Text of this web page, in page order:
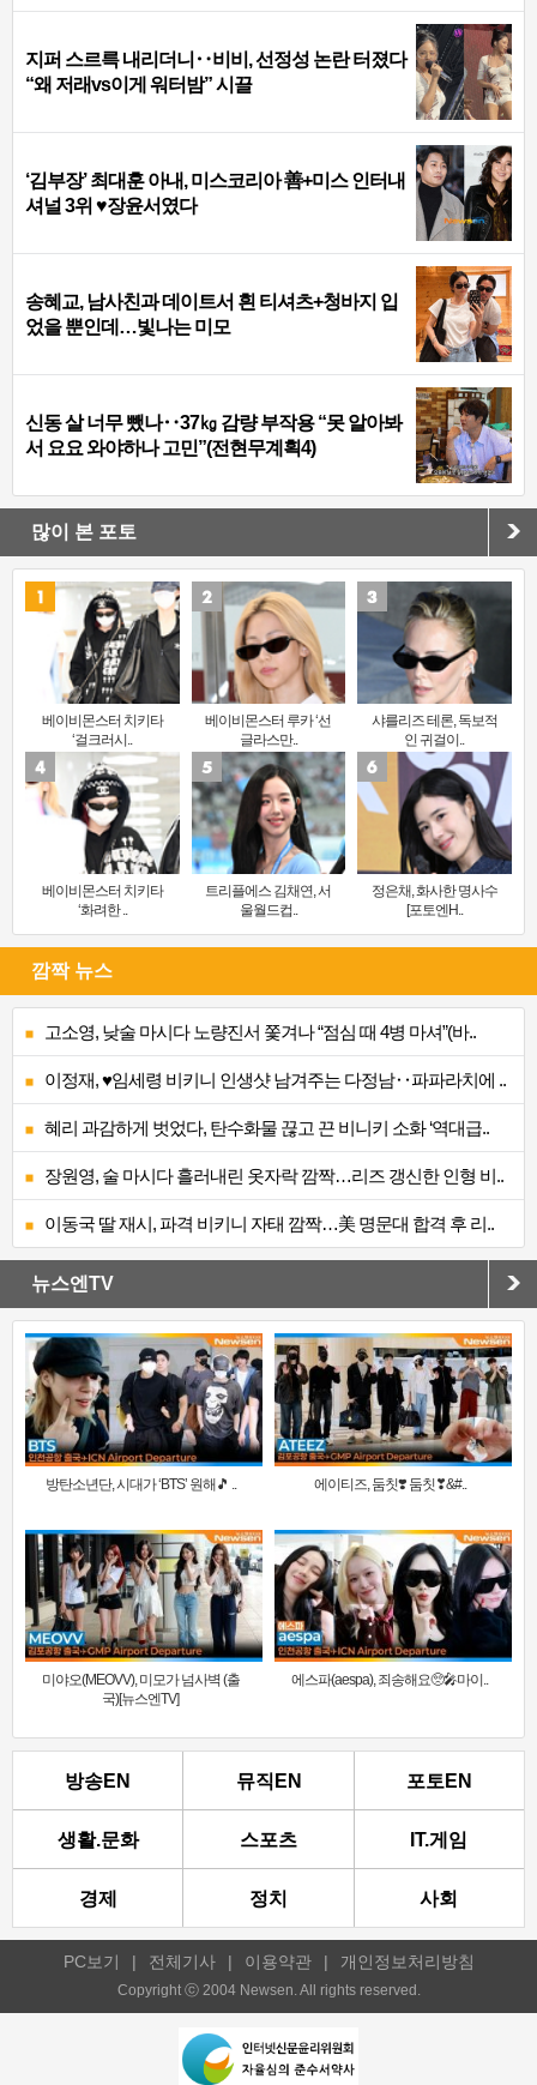
지퍼 스르륵 내리더니‥비비, 선정성 논란 터졌다
“왜 저래vs이게 워터밤” 시끌
‘김부장’ 최대훈 아내, 미스코리아 善+미스 인터내
셔널 3위 ♥장윤서였다
송혜교, 남사친과 데이트서 흰 티셔츠+청바지 입
었을 뿐인데…빛나는 미모
신동 살 너무 뺐나‥37㎏ 감량 부작용 “못 알아봐
서 요요 와야하나 고민”(전현무계획4)
많이 본 포토
베이비몬스터 치키타
‘걸크러시..
베이비몬스터 루카 ‘선
글라스만..
샤를리즈 테론, 독보적
인 귀걸이..
베이비몬스터 치키타
‘화려한 ..
트리플에스 김채연, 서
울월드컵..
정은채, 화사한 명사수
[포토엔H..
깜짝 뉴스
고소영, 낮술 마시다 노량진서 쫓겨나 “점심 때 4병 마셔”(바..
이정재, ♥임세령 비키니 인생샷 남겨주는 다정남‥파파라치에 ..
혜리 과감하게 벗었다, 탄수화물 끊고 끈 비니키 소화 ‘역대급..
장원영, 술 마시다 흘러내린 옷자락 깜짝…리즈 갱신한 인형 비..
이동국 딸 재시, 파격 비키니 자태 깜짝…美 명문대 합격 후 리..
뉴스엔TV
방탄소년단, 시대가 ‘BTS’ 원해🎵 .. 에이티즈, 둠칫❣️ 둠칫❣&#..
미야오(MEOVV), 미모가 넘사벽 (출
국)[뉴스엔TV]
에스파(aespa), 죄송해요🥺🎤마이..
방송EN 뮤직EN 포토EN
생활.문화 스포츠 IT.게임
경제 정치 사회
PC보기 | 전체기사 | 이용약관 | 개인정보처리방침
Copyright ⓒ 2004 Newsen. All rights reserved.